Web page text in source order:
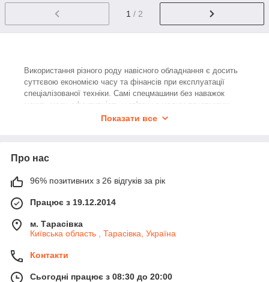
1 / 2
Використання різного роду навісного обладнання є досить
суттєвою економією часу та фінансів при експлуатації
спеціалізованої техніки. Самі спецмашини без наважок
мають малу ефективність у зв'язку з малим початковим
функціоналом. У свою чергу, з таким пристосуванням, як
від неприємностей, що доставляються ожеледицею.
Купити розкидач піску у Киеві по кращій
ціні
Щороку в холодну пору року в багатьох областях
населених пунктів поганою прохідністю доріг і тротуарів.
крижаний наст провокують загальний колапс, особливо
Показати все
Про нас
96% позитивних з 26 відгуків за рік
Працює з 19.12.2014
м. Тарасівка
Київська область , Тарасівка, Україна
Контакти
Сьогодні працює з 08:30 до 20:00